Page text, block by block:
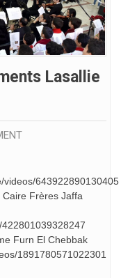
Lasallie
videos/643922890130405
Frères Jaffa
Furn El Chebbak
1891780571022301